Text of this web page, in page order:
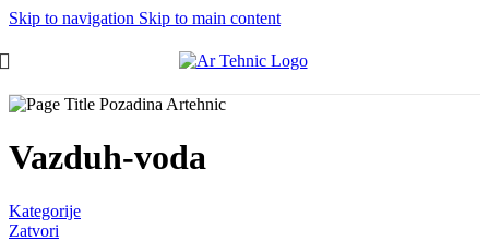
Skip to navigation Skip to main content
Vazduh-voda
Kategorije
Zatvori